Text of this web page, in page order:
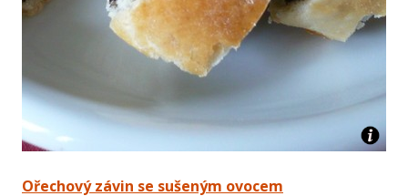
Ořechový závin se sušeným ovocem